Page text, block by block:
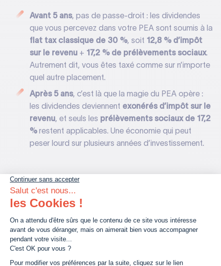
Avant 5 ans, pas de passe-droit : les dividendes
que vous percevez dans votre PEA sont soumis à la
flat tax classique de 30 %, soit 12,8 % d’impôt
sur le revenu + 17,2 % de prélèvements sociaux.
Autrement dit, vous êtes taxé comme sur n’importe
quel autre placement.
Après 5 ans, c’est là que la magie du PEA opère :
les dividendes deviennent exonérés d’impôt sur le
revenu, et seuls les prélèvements sociaux de 17,2
%restent applicables. Une économie qui peut
peser lourd sur plusieurs années d’investissement.
Le conseil d’expert
dividendes. Réinvestissez-les automatiquement
votre PEA. Pourquoi ? Parce que vous enclenchez ce
qu’on appelle l’effet boule de neige
vos dividendes produisent à leur tour des gains, qui eux-
mêmes génèrent encore plus de revenus. Sur 10, 15 ou 20
ans, cette stratégie peut faire toute la différence.
Le PEA et la défiscalisation : une confusion